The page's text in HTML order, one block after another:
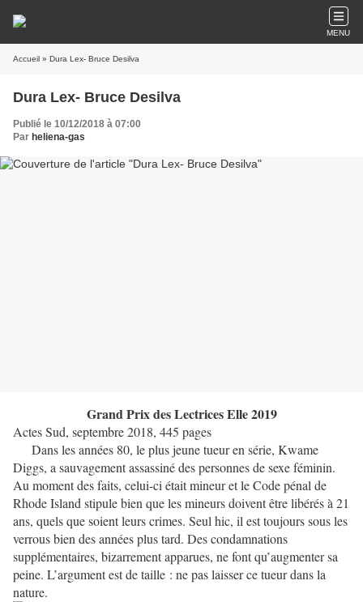
MENU
Accueil » Dura Lex- Bruce Desilva
Dura Lex- Bruce Desilva
Publié le 10/12/2018 à 07:00
Par heliena-gas
Grand Prix des Lectrices Elle 2019
Actes Sud, septembre 2018, 445 pages
Dans les années 80, le plus jeune tueur en série, Kwame
Diggs, a sauvagement assassiné des personnes de sexe féminin.
Au moment des faits, celui-ci était mineur et le Code pénal de
Rhode Island stipule bien que les mineurs doivent être libérés à 21
ans, quels que soient leurs crimes. Seul hic, il est toujours sous les
verrous bien des années plus tard. Des condamnations
supplémentaires, bizarrement apparues, ne font qu’augmenter sa
peine. L’argument est de taille : ne pas laisser ce tueur dans la
nature.